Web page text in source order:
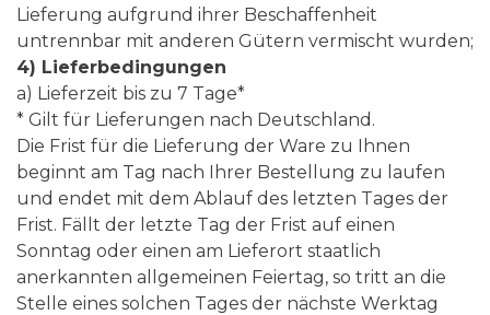
Lieferung aufgrund ihrer Beschaffenheit
untrennbar mit anderen Gütern vermischt wurden;
4) Lieferbedingungen
a) Lieferzeit bis zu 7 Tage*
* Gilt für Lieferungen nach Deutschland.
Die Frist für die Lieferung der Ware zu Ihnen
beginnt am Tag nach Ihrer Bestellung zu laufen
und endet mit dem Ablauf des letzten Tages der
Frist. Fällt der letzte Tag der Frist auf einen
Sonntag oder einen am Lieferort staatlich
anerkannten allgemeinen Feiertag, so tritt an die
Stelle eines solchen Tages der nächste Werktag